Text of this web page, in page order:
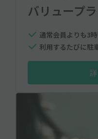
バリュープ
通常会員よりも3
利用するたびに駐